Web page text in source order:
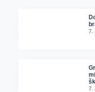
7.
7.